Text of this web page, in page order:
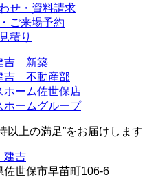
せ・資料請求
ご来場予約
積り
以上の満足”をお届けします
佐世保市早苗町106-6